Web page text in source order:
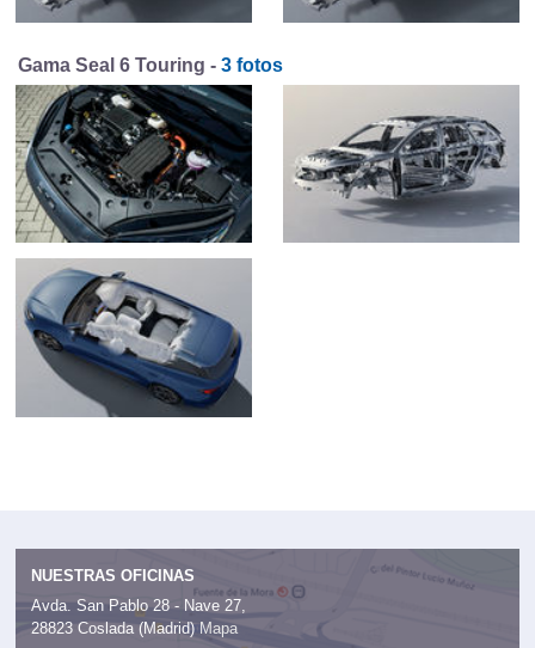
Gama Seal 6 Touring - 3 fotos
NUESTRAS OFICINAS
Avda. San Pablo 28 - Nave 27,
28823 Coslada (Madrid) Mapa